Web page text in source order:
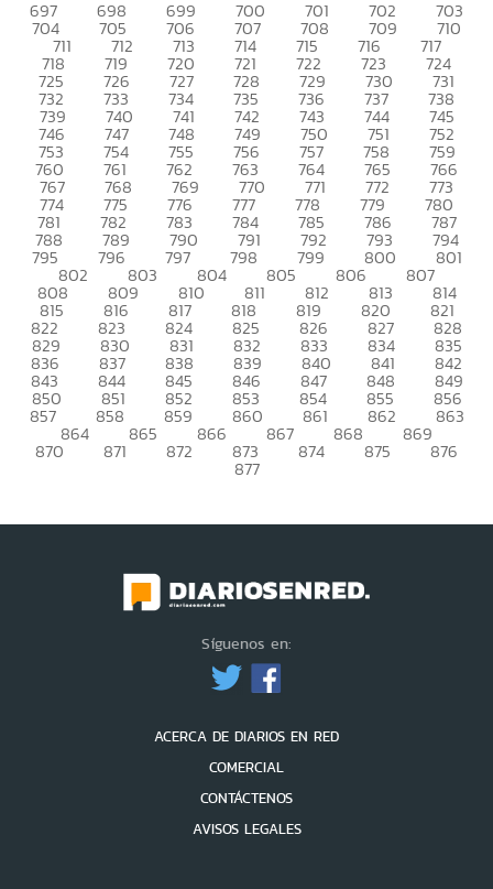
697 698 699 700 701 702 703
704 705 706 707 708 709 710
711 712 713 714 715 716 717
718 719 720 721 722 723 724
725 726 727 728 729 730 731
732 733 734 735 736 737 738
739 740 741 742 743 744 745
746 747 748 749 750 751 752
753 754 755 756 757 758 759
760 761 762 763 764 765 766
767 768 769 770 771 772 773
774 775 776 777 778 779 780
781 782 783 784 785 786 787
788 789 790 791 792 793 794
795 796 797 798 799 800 801
802 803 804 805 806 807
808 809 810 811 812 813 814
815 816 817 818 819 820 821
822 823 824 825 826 827 828
829 830 831 832 833 834 835
836 837 838 839 840 841 842
843 844 845 846 847 848 849
850 851 852 853 854 855 856
857 858 859 860 861 862 863
864 865 866 867 868 869
870 871 872 873 874 875 876
877
Síguenos en:
ACERCA DE DIARIOS EN RED
COMERCIAL
CONTÁCTENOS
AVISOS LEGALES